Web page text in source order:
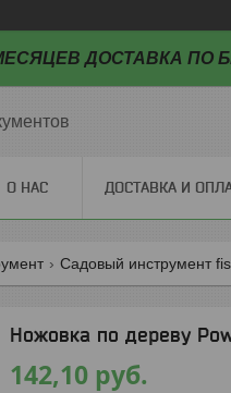
ДОСТАВКА ПО
О НАС ДОСТАВКА И
Садовый инструмент
Ножовка по дереву
142,10 руб.